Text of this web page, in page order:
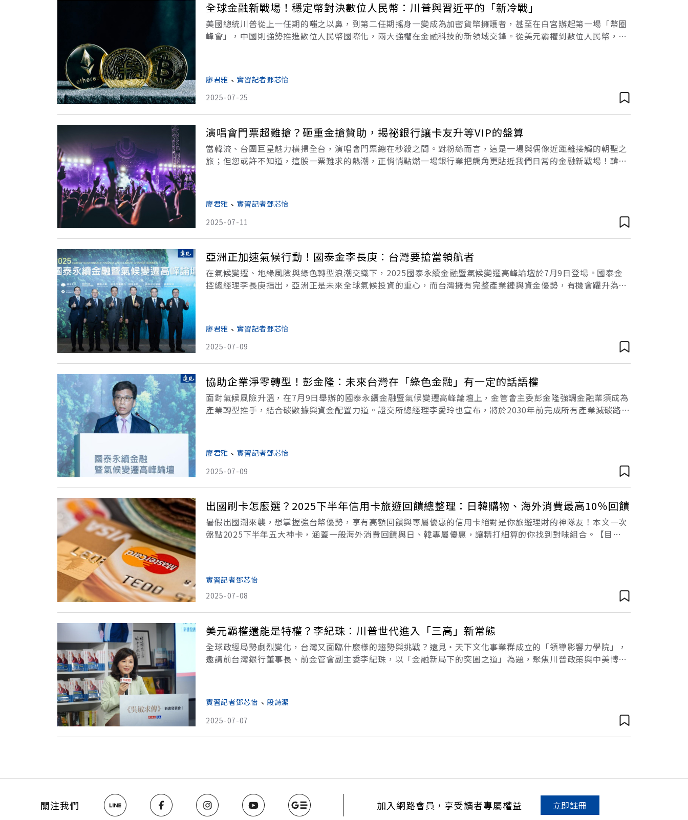
全球金融新戰場！穩定幣對決數位人民幣：川普與習近平的「新冷戰」
美國總統川普從上一任期的嗤之以鼻，到第二任期搖身一變成為加密貨幣擁護者，甚至在白宮辦起第一場「幣圈
峰會」，中國則強勢推進數位人民幣國際化，兩大強權在金融科技的新領域交鋒。從美元霸權到數位人民幣，美
廖君雅 、 實習記者鄧芯怡
2025-07-25
演唱會門票超難搶？砸重金搶贊助，揭祕銀行讓卡友升等VIP的盤算
當韓流、台團巨星魅力橫掃全台，演唱會門票總在秒殺之間。對粉絲而言，這是一場與偶像近距離接觸的朝聖之
旅；但您或許不知道，這股一票難求的熱潮，正悄悄點燃一場銀行業把觸角更貼近我們日常的金融新戰場！韓流
廖君雅 、 實習記者鄧芯怡
2025-07-11
亞洲正加速氣候行動！國泰金李長庚：台灣要搶當領航者
在氣候變遷、地緣風險與綠色轉型浪潮交織下，2025國泰永續金融暨氣候變遷高峰論壇於7月9日登場。國泰金
控總經理李長庚指出，亞洲正是未來全球氣候投資的重心，而台灣擁有完整產業鏈與資金優勢，有機會躍升為亞
廖君雅 、 實習記者鄧芯怡
2025-07-09
協助企業淨零轉型！彭金隆：未來台灣在「綠色金融」有一定的話語權
面對氣候風險升溫，在7月9日舉辦的國泰永續金融暨氣候變遷高峰論壇上，金管會主委彭金隆強調金融業須成為
產業轉型推手，結合碳數據與資金配置力道。證交所總經理李愛玲也宣布，將於2030年前完成所有產業減碳路
廖君雅 、 實習記者鄧芯怡
2025-07-09
出國刷卡怎麼選？2025下半年信用卡旅遊回饋總整理：日韓購物、海外消費最高10％回饋
暑假出國潮來襲，想掌握強台幣優勢，享有高額回饋與專屬優惠的信用卡絕對是你旅遊理財的神隊友！本文一次
盤點2025下半年五大神卡，涵蓋一般海外消費回饋與日、韓專屬優惠，讓精打細算的你找到對味組合。【目
實習記者鄧芯怡
2025-07-08
美元霸權還能是特權？李紀珠：川普世代進入「三高」新常態
全球政經局勢劇烈變化，台灣又面臨什麼樣的趨勢與挑戰？遠見・天下文化事業群成立的「領導影響力學院」，
邀請前台灣銀行董事長、前金管會副主委李紀珠，以「金融新局下的突圍之道」為題，聚焦川普政策與中美博弈
實習記者鄧芯怡 、 段詩潔
2025-07-07
關注我們 加入網路會員，享受讀者專屬權益 立即註冊